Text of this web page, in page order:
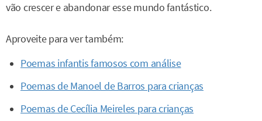
vão crescer e abandonar esse mundo fantástico.
Aproveite para ver também:
Poemas infantis famosos com análise
Poemas de Manoel de Barros para crianças
Poemas de Cecília Meireles para crianças